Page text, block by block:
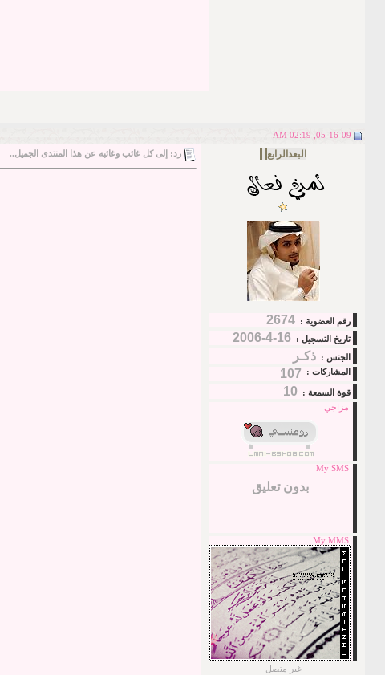
البعدالرابع
رقم العضوية : 2674
تاريخ التسجيل : 16-4-2006
الجنس : ذكـر
المشاركات : 107
قوة السمعة : 10
مزاجي
My SMS
My MMS
غير متصل
رد: إلى كل غائب وغائبه عن هذا المنتدى الجميل..